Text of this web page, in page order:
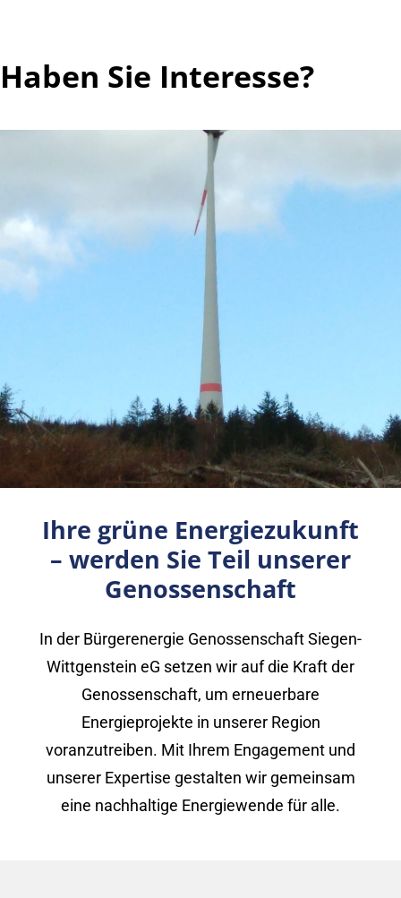
Haben Sie Interesse?
Ihre grüne Energiezukunft
– werden Sie Teil unserer
Genossenschaft
In der Bürgerenergie Genossenschaft Siegen-
Wittgenstein eG setzen wir auf die Kraft der
Genossenschaft, um erneuerbare
Energieprojekte in unserer Region
voranzutreiben. Mit Ihrem Engagement und
unserer Expertise gestalten wir gemeinsam
eine nachhaltige Energiewende für alle.